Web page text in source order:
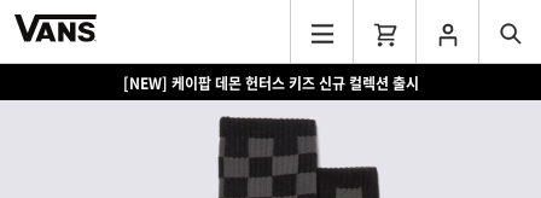
[NEW] 케이팝 데몬 헌터스 키즈 신규 컬렉션 출시